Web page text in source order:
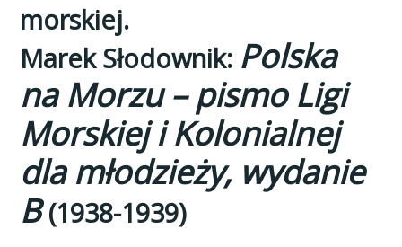
morskiej.
Marek Słodownik: Polska
na Morzu – pismo Ligi
Morskiej i Kolonialnej
dla młodzieży, wydanie
B (1938-1939)